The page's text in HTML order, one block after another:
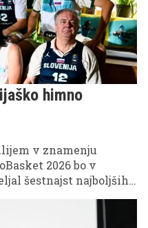
himno
v znamenju
2026 bo v
šestnajst najboljših
boste lahko v živo